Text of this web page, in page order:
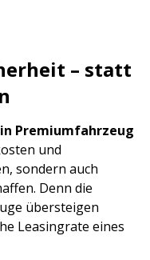
– statt
Premiumfahrzeug
und
sondern auch
Denn die
übersteigen
Leasingrate eines